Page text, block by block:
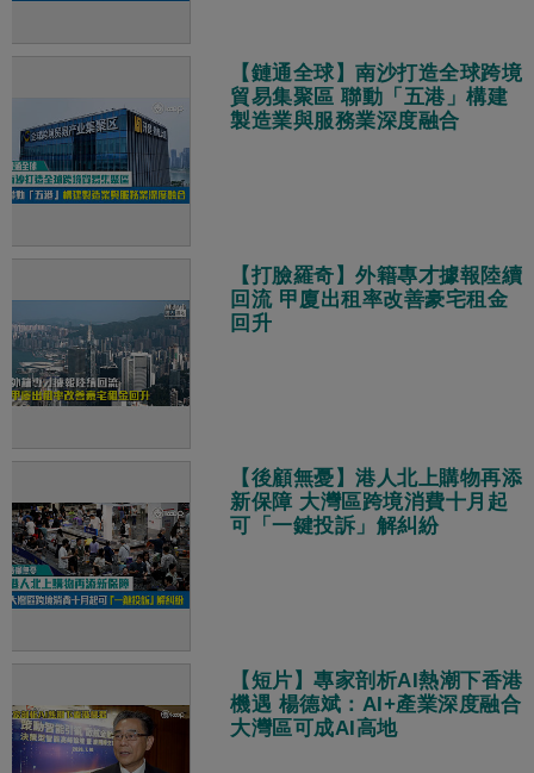
【鏈通全球】南沙打造全球跨境
貿易集聚區 聯動「五港」構建
製造業與服務業深度融合
【打臉羅奇】外籍專才據報陸續
回流 甲廈出租率改善豪宅租金
回升
【後顧無憂】港人北上購物再添
新保障 大灣區跨境消費十月起
可「一鍵投訴」解糾紛
【短片】專家剖析AI熱潮下香港
機遇 楊德斌：AI+產業深度融合
大灣區可成AI高地